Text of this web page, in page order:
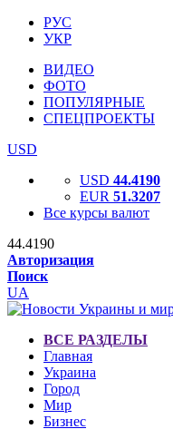
РУС
УКР
ВИДЕО
ФОТО
ПОПУЛЯРНЫЕ
СПЕЦПРОЕКТЫ
USD
USD 44.4190
EUR 51.3207
Все курсы валют
44.4190
Авторизация
Поиск
UA
ВСЕ РАЗДЕЛЫ
Главная
Украина
Город
Мир
Бизнес